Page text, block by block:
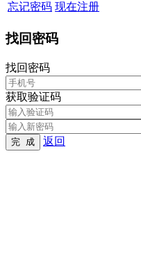
忘记密码 现在注册
找回密码
找回密码
获取验证码
返回